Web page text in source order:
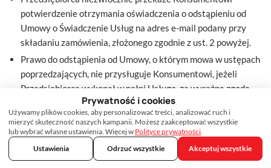
potwierdzenie otrzymania oświadczenia o odstąpieniu od
Umowy o Świadczenie Usług na adres e-mail podany przy
składaniu zamówienia, złożonego zgodnie z ust. 2 powyżej.
Prawo do odstąpienia od Umowy, o którym mowa w ustępach
poprzedzających, nie przysługuje Konsumentowi, jeżeli
Przedsiębiorca wykonał w pełni Usługę, za wyraźną zgodą
Konsumenta udzieloną poprzez zaakceptowanie niniejszego
Regulaminu, który został poinformowany przed
rozpoczęciem świadczenia, że po wykonaniu Usługi przez
Przedsiębiorcę utraci prawo odstąpienia od umowy.
Prywatność i cookies
Używamy plików cookies, aby personalizować treści, analizować ruch i
mierzyć skuteczność naszych kampanii. Możesz zaakceptować wszystkie
lub wybrać własne ustawienia. Więcej w Polityce prywatności.
Ustawienia
Odrzuć wszystkie Akceptuj wszystkie